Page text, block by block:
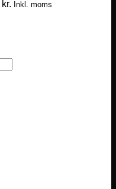
kr. Inkl. moms